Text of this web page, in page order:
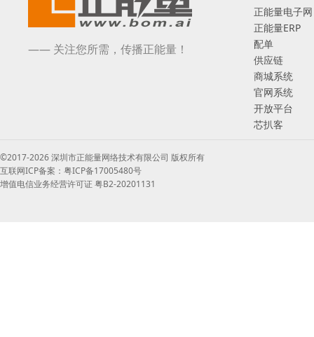
—— 关注您所需，传播正能量！
正能量电子网
正能量ERP
配单
供应链
商城系统
官网系统
开放平台
芯扒客
©2017-2026 深圳市正能量网络技术有限公司 版权所有
互联网ICP备案：粤ICP备17005480号
增值电信业务经营许可证 粤B2-20201131